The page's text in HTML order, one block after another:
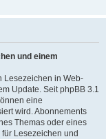
und einem
Lesezeichen in Web-
Update. Seit phpBB 3.1
eine
wird. Abonnements
Themas oder eines
Lesezeichen und